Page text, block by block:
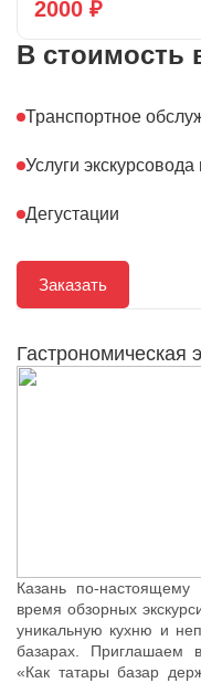
2000 ₽
В стоимость
Транспортное
Услуги
Дегустации
Заказать
Гастрономическая
Казань по-настоящему
время обзорных
уникальную кухню и
базарах. Приглашаем
«Как татары базар